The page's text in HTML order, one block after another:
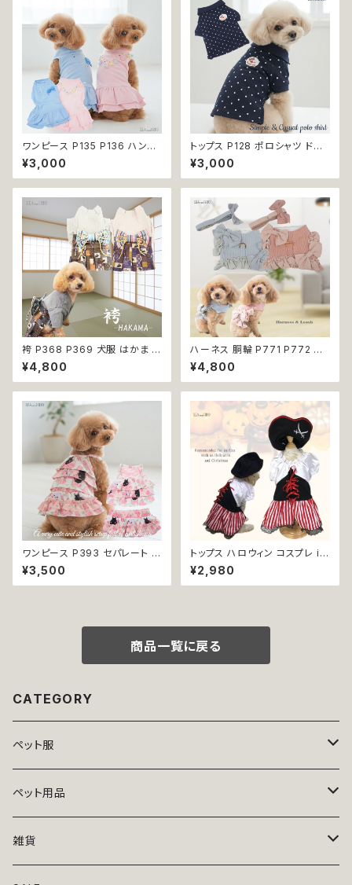
ワンピース P135 P136 ハンド
メイド ピンク ブルー ナチュラル
カラー パステルカラー ふんわり
カラー キラキラ ドッグウェア do
わいい おしゃれ デイリー フリン
ジ リボン ビーズ フリル ティア
ード 小型犬 返品交換不可
¥3,000
トップス P128 ポロシャツ ドット
柄 ハンドメイド dog ドッグウェ
ア 犬 猫 ペット 服 犬服 猫服 犬
の服 猫の服 かわいい カジュア
おしゃれ 小型犬 返品交換不可
¥3,000
袴 P368 P369 犬服 はかま イ
エロー パープル 和柄 うさぎ リ
ボントップス ボトムス ドッグウェ
ア ドッグ ウェア ドッグウエア 犬
無料 返品交換不可
¥4,800
ハーネス 胴輪 P771 P772 パ
ステルカラー 引っ張り防止 散歩
お出掛け ドッグウエア 犬 猫 ペ
ット 服 犬服 猫服 かわいい おし
¥4,800
ワンピース P393 セパレート セ
ットアップ ツーピース ハンドメ
イド ピンク バラ 犬 犬服 猫服
小型 猫 服 洋服 ペット dog ド
¥3,500
トップス ハロウィン コスプレ ir
o1 ワンピース 海賊 ハロパ パイ
レーツ コスチューム コス 仮装
dog cat ウェア ドッグ ウェア ド
猫の洋服 洋服 かわいい 可愛い
¥2,980
商品一覧に戻る
CATEGORY
ペット服
トップス
ニット
アロハ
ボトムス
ペット用品
ベッド
雑貨